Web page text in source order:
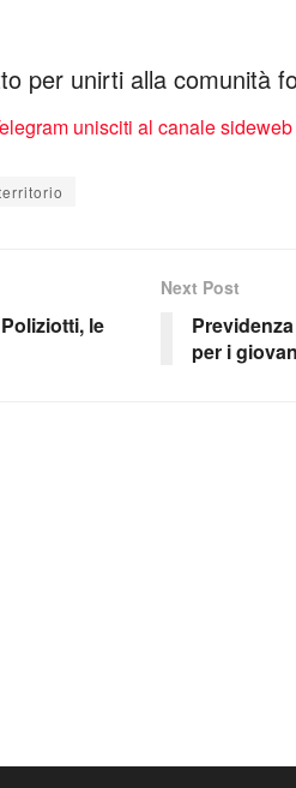
per unirti alla comunità
le
Next Post
per i